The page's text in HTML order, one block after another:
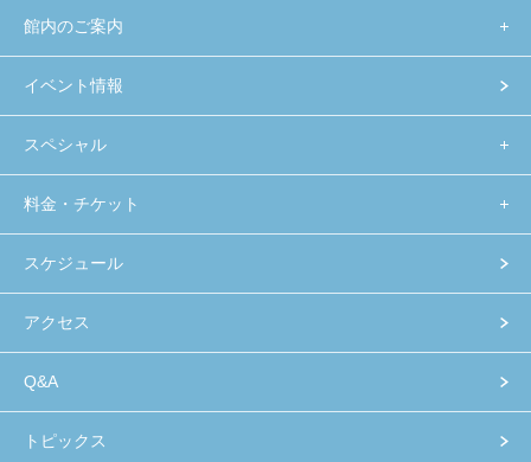
館内のご案内
イベント情報
スペシャル
料金・チケット
スケジュール
アクセス
Q&A
トピックス